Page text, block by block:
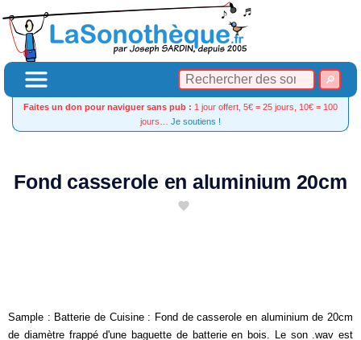
Faites un don pour naviguer sans pub : 1 jour offert, 5€ = 25 jours, 10€ = 100
jours… Je soutiens !
Fond casserole en aluminium 20cm
Sample : Batterie de Cuisine : Fond de casserole en aluminium de 20cm
de diamètre frappé d'une baguette de batterie en bois. Le son .wav est